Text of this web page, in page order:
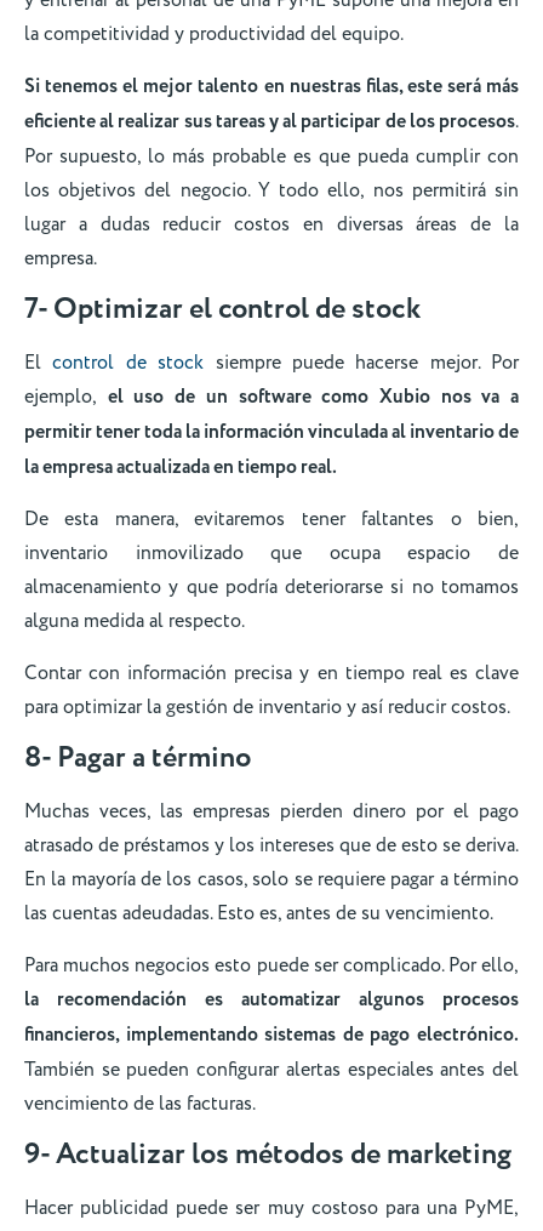
la competitividad y productividad del equipo.
Si tenemos el mejor talento en nuestras filas, este será más
eficiente al realizar sus tareas y al participar de los procesos.
Por supuesto, lo más probable es que pueda cumplir con
los objetivos del negocio. Y todo ello, nos permitirá sin
lugar a dudas reducir costos en diversas áreas de la
empresa.
7- Optimizar el control de stock
Elcontrol de stock siempre puede hacerse mejor. Por
ejemplo, el uso de un software como Xubio nos va a
permitir tener toda la información vinculada al inventario de
la empresa actualizada en tiempo real.
De esta manera, evitaremos tener faltantes o bien,
inventario inmovilizado que ocupa espacio de
almacenamiento y que podría deteriorarse si no tomamos
alguna medida al respecto.
Contar con información precisa y en tiempo real es clave
para optimizar la gestión de inventario y así reducir costos.
8- Pagar a término
Muchas veces, las empresas pierden dinero por el pago
atrasado ​​de préstamos y los intereses que de esto se deriva.
En la mayoría de los casos, solo se requiere pagar a término
las cuentas adeudadas. Esto es, antes de su vencimiento.
Para muchos negocios esto puede ser complicado. Por ello,
la recomendación es automatizar algunos procesos
financieros, implementando sistemas de pago electrónico.
También se pueden configurar alertas especiales antes del
vencimiento de las facturas.
9- Actualizar los métodos de marketing
Hacer publicidad puede ser muy costoso para una PyME,